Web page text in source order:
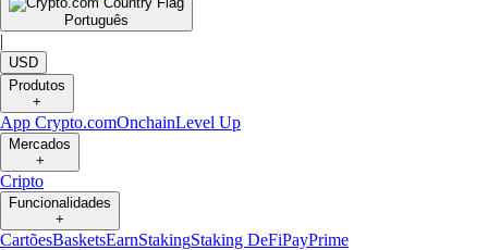
Português
|
USD
Produtos
+
App Crypto.comOnchainLevel Up
Mercados
+
Cripto
Funcionalidades
+
CartõesBasketsEarnStakingStaking DeFiPayPrime